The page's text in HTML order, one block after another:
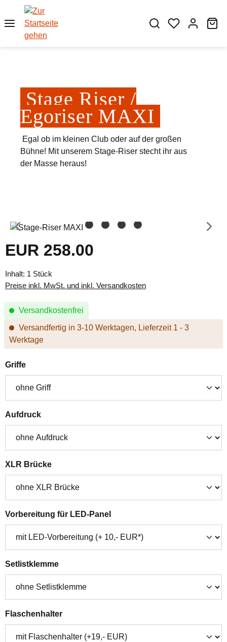
Zum Hauptinhalt springen
Stage Riser /
Egoriser MAXI
Egal ob im kleinen Club oder auf der großen
Bühne! Mit unserem Stage-Riser stecht ihr aus
der Masse heraus!
Bildergalerie überspringen
Regulärer Preis:
EUR 258.00
Inhalt: 1 Stück
Preise inkl. MwSt. und inkl. Versandkosten
Versandkostenfrei
Versandfertig in 3-10 Werktagen, Lieferzeit 1 - 3
Werktage
Griffeauswählen
Aufdruckauswählen
XLR Brückeauswählen
Vorbereitung für LED-Panelauswählen
Setlistklemmeauswählen
Flaschenhalterauswählen